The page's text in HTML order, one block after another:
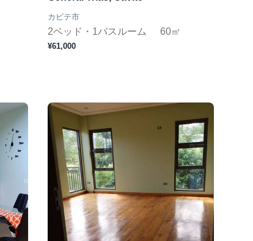
カビテ市
2ベッド・1バスルーム 60㎡
¥61,000